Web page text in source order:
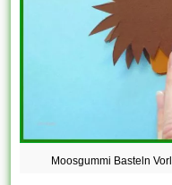
Moosgummi Basteln